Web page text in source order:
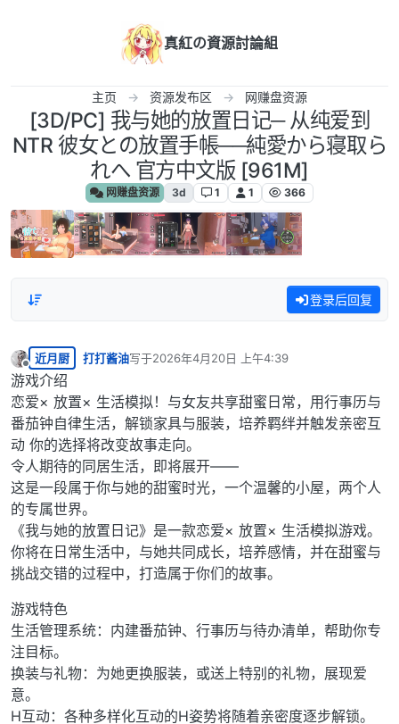
真紅の資源討論組
主页 资源发布区 网赚盘资源
[3D/PC] 我与她的放置日记─ 从纯爱到
NTR 彼女との放置手帳──純愛から寝取ら
れへ 官方中文版 [961M]
网赚盘资源 3d 1 1 366
登录后回复
离线
近月厨 打打酱油写于2026年4月20日 上午4:39
最后由 编辑
游戏介绍
恋爱× 放置× 生活模拟！与女友共享甜蜜日常，用行事历与
番茄钟自律生活，解锁家具与服装，培养羁绊并触发亲密互
动 你的选择将改变故事走向。
令人期待的同居生活，即将展开——
这是一段属于你与她的甜蜜时光，一个温馨的小屋，两个人
的专属世界。
《我与她的放置日记》是一款恋爱× 放置× 生活模拟游戏。
你将在日常生活中，与她共同成长，培养感情，并在甜蜜与
挑战交错的过程中，打造属于你们的故事。
游戏特色
生活管理系统：内建番茄钟、行事历与待办清单，帮助你专
注目标。
换装与礼物：为她更换服装，或送上特别的礼物，展现爱
意。
H互动：各种多样化互动的H姿势将随着亲密度逐步解锁。